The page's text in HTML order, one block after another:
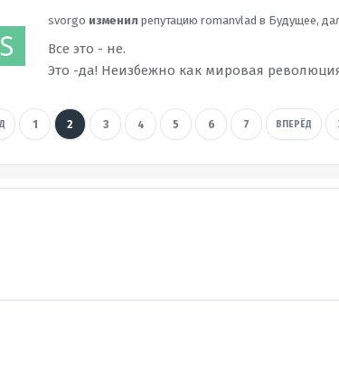
svorgo изменил репутациюromanvlad в Будущее,
Все это - не.
Это -да! Неизбежно как мировая
1 2 3 4 5 6 7 ВПЕРЁД